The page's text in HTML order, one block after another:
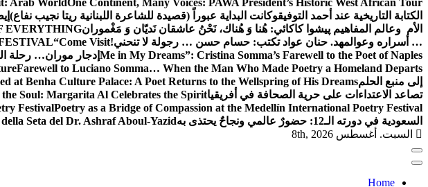
Arab WorldOne Continent, Many Voices: PAWA President’s Historic West African Tour
الكتابة التاريخية عند أحمد التوفيقوكانت البداية عبوراً (قصيدة للشاعرة اللبنانية ريتا نجيب نفاع)
الأم وعالم المفاهيم پیشوا کاکائي: هُنا وَ هُناك، نَحْنُ عاشقان نَديّان وَ مَغْمورانEVERYTHING
… أسراره وعوالمهد. حنان عواد تكتب: حسام حسن … رجولة لا تنحني!“Come Visit
Me in My Dreams”: Cristina Somma’s Farewell to the Poet of Naples إدجار موران… رحلة
Farewell to Luciano Somma… When the Man Who Made Poetry a Homeland Departs
إلى منبع الحلمat Benha Culture Palace: A Poet Returns to the Wellspring of His Dreams
تصاعد الاعتداءات على حرية الصحافة في أفريقياSoul: Margarita Al Celebrates the Spirit
FestivalPoetry as a Bridge of Compassion at the Medellín International Poetry Festival
السعودية في دورته الـ12: حضورٌ عالمي ونجاحٌ يحتذى به
Seta del Dr. Ashraf Aboul-Yazid
السبت. أغسطس 8th, 2026
Home